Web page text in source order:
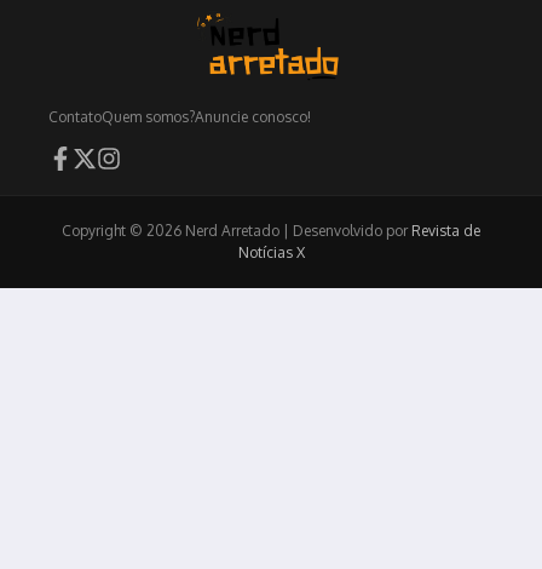
ContatoQuem somos?Anuncie conosco!
Copyright © 2026 Nerd Arretado | Desenvolvido por Revista de
Notícias X